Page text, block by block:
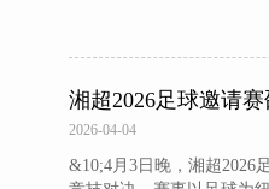
湘超2026足球邀请
2026-04-04
&10;4月3日晚，湘超2026